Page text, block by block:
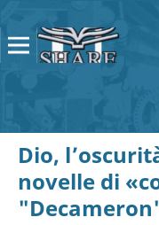
Dio,
novelle di